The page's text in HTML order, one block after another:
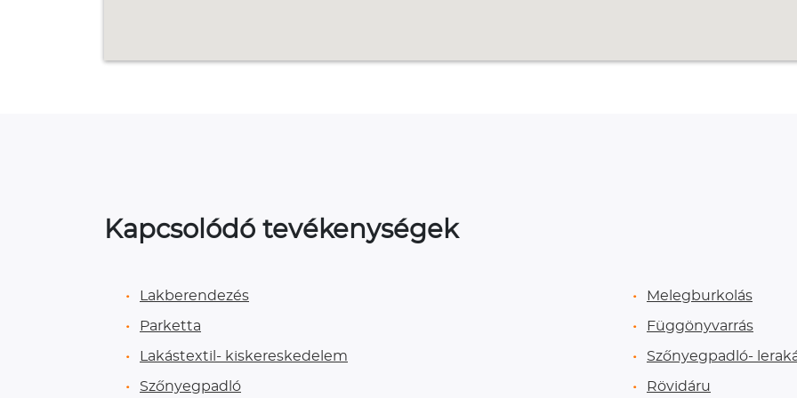
Kapcsolódó tevékenységek
Lakberendezés
Parketta
Lakástextil- kiskereskedelem
Szőnyegpadló
Melegburkolás
Függönyvarrás
Szőnyegpadló-
Rövidáru